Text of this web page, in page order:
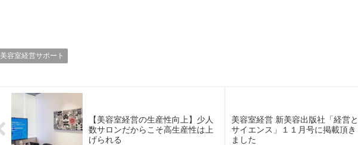
美容室経営サポート
【美容室経営の生産性向上】少人
数サロンだからこそ高生産性は上
げられる
美容室経営 新美容出版社「経営と
サイエンス」１１月号に掲載頂き
ました